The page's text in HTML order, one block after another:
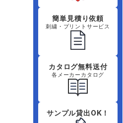
簡単見積り依頼
刺繍・プリントサービス
カタログ無料送付
各メーカーカタログ
サンプル貸出OK！